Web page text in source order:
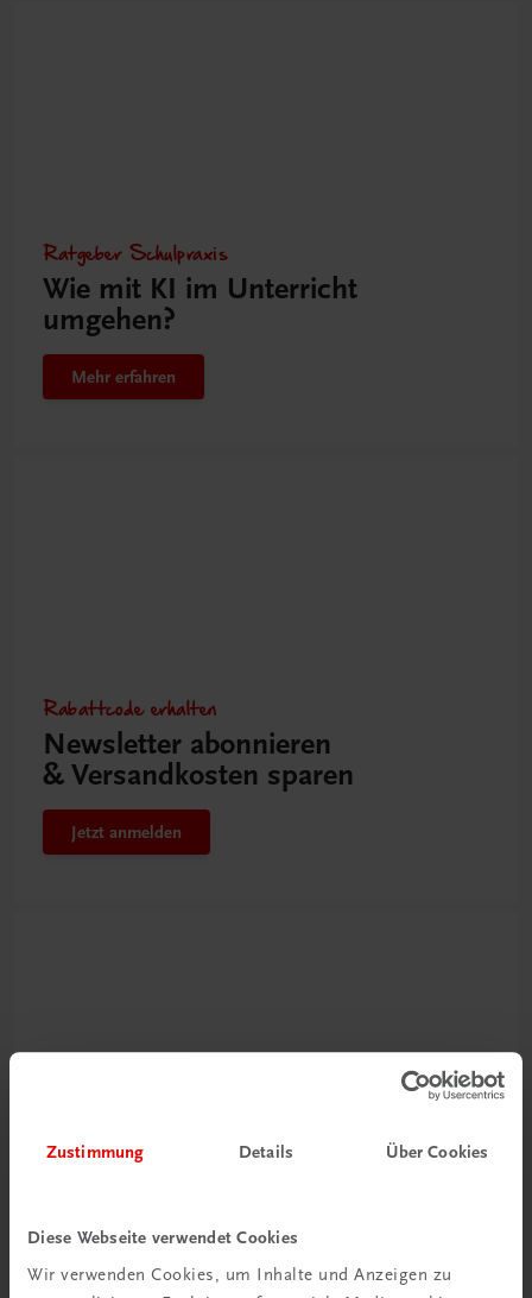
Zustimmung Details Über Cookies
Diese Webseite verwendet Cookies
Wir verwenden Cookies, um Inhalte und Anzeigen zu
Ratgeber Schulpraxis
Wie mit KI im Unterricht
umgehen?
Mehr erfahren
Rabattcode erhalten
Newsletter abonnieren
& Versandkosten sparen
Jetzt anmelden
Neu zur DigiBox
Tipps & Tricks
Mehr dazu